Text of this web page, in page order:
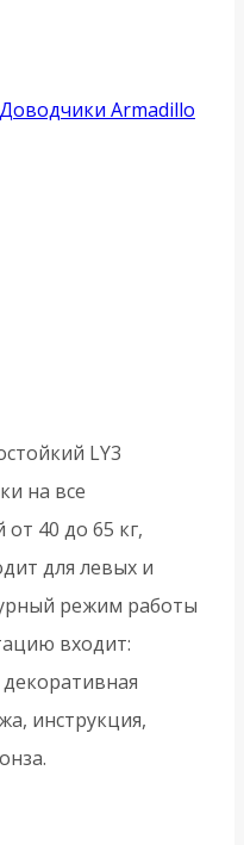
Доводчики Armadillo
LY3
на все
40 до 65 кг,
для левых и
режим работы
входит:
инструкция,